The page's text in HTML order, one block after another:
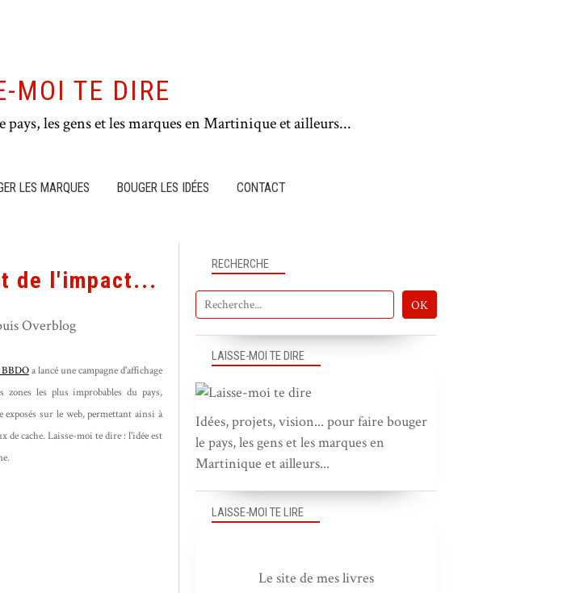
MOI TE DIRE
les gens et les marques en Martinique et ailleurs...
LES MARQUES BOUGER LES IDÉES CONTACT
de l'impact...
Overblog
BBDOa lancé une campagne d'affichage
les plus improbables du pays,
sur le web, permettant ainsi à
de cache. Laisse-moi te dire : l'idée est
RECHERCHE
LAISSE-MOI TE DIRE
Idées, projets, vision... pour faire bouger
le pays, les gens et les marques en
Martinique et ailleurs...
LAISSE-MOI TE LIRE
Le site de mes livres